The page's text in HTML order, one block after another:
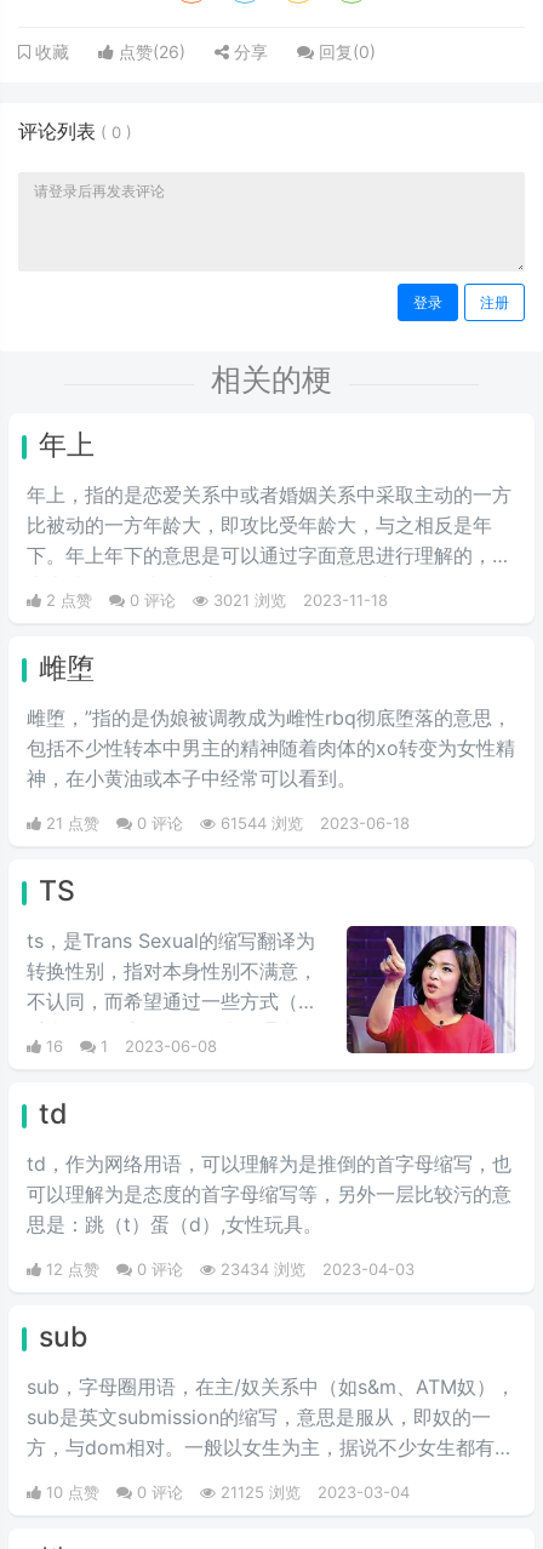
收藏 点赞(26) 分享 回复(0)
评论列表 ( 0 )
登录 注册
相关的梗
年上
年上，指的是恋爱关系中或者婚姻关系中采取主动的一方
比被动的一方年龄大，即攻比受年龄大，与之相反是年
下。年上年下的意思是可以通过字面意思进行理解的，年
2 点赞 0 评论 3021 浏览 2023-11-18
雌堕
雌堕，”指的是伪娘被调教成为雌性rbq彻底堕落‌‌‌‌‌‌‌‌‌‌‌‌的意思，
包括不少性转本中男主的精神随着肉体的xo转变为女性精
神，在小黄油或本子中经常可以看到。
21 点赞 0 评论 61544 浏览 2023-06-18
TS
ts，是Tr‌‌‌‌‌‌‌‌‌ans Sexual的缩写翻译为
转换性别，指对本身性别不满意，
不认同，而希望通过一些方式（如
手术等）改变自己性别者，通常他
们自称为“天使”（ts源于天使的拼
体，用于描述那些自身性别认同与
出生时生理性别不一致的人。​目前
在网络中，很多人把TS等同于人
妖，因为大部分ts都是通过变装的
形式通过外表改变成为“ts”。
16 1 2023-06-08
td
td，作为网络用语，可以理解为是推倒的首字母缩写，也
可以理解为是态度的首字母缩写等，另外一层比较污的意
思是：跳（t）蛋（d）,女性玩具。
12 点赞 0 评论 23434 浏览 2023-04-03
sub
sub，字母圈用语，在主/奴关系中（如s&m、ATM奴），
sub是英文submission的缩写，意思是服从，即奴的一
方，与dom相对。一般以女生为主，据说不少女生都有
10 点赞 0 评论 21125 浏览 2023-03-04